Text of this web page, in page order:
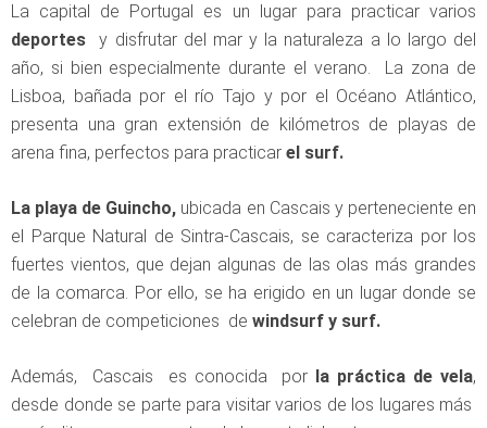
La capital de Portugal es un lugar para practicar varios
deportes
y disfrutar del mar y la naturaleza a lo largo del
año, si bien especialmente durante el verano. La zona de
Lisboa, bañada por el río Tajo y por el Océano Atlántico,
presenta una gran extensión de kilómetros de playas de
arena fina, perfectos para practicar el surf.
La playa de Guincho, ubicada en Cascais y perteneciente en
el Parque Natural de Sintra-Cascais, se caracteriza por los
fuertes vientos, que dejan algunas de las olas más grandes
de la comarca. Por ello, se ha erigido en un lugar donde se
celebran de competiciones de windsurf y surf.
Además, Cascais es conocida por la práctica de vela,
desde donde se parte para visitar varios de los lugares más